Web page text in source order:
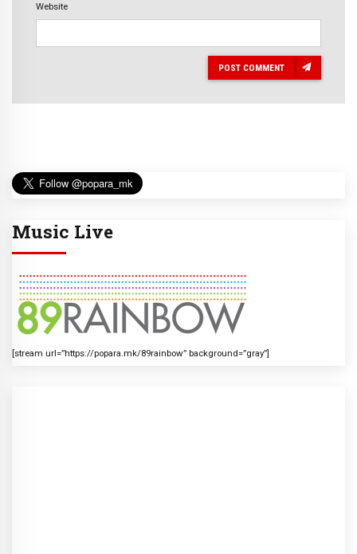
Website
POST COMMENT
Music Live
[stream url=”https://popara.mk/89rainbow” background=”gray”]